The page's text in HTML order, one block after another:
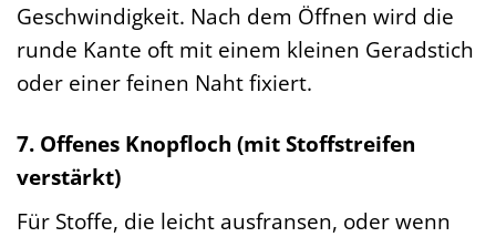
Geschwindigkeit. Nach dem Öffnen wird die
runde Kante oft mit einem kleinen Geradstich
oder einer feinen Naht fixiert.
7. Offenes Knopfloch (mit Stoffstreifen
verstärkt)
Für Stoffe, die leicht ausfransen, oder wenn